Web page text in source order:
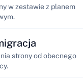
w zestawie z planem
strony od obecnego